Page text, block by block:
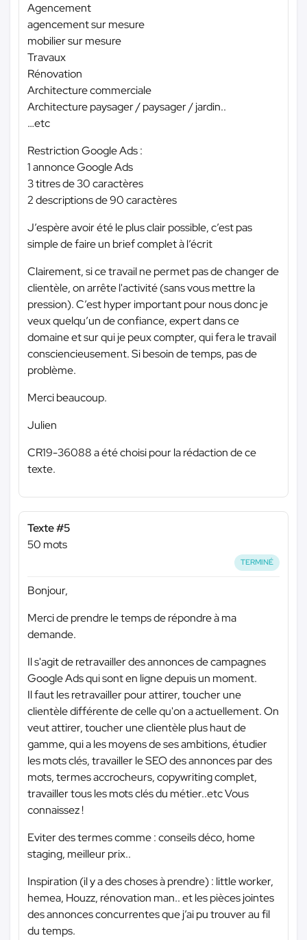
Agencement
agencement sur mesure
mobilier sur mesure
Travaux
Rénovation
Architecture commerciale
Architecture paysager / paysager / jardin..
…etc
Restriction Google Ads :
1 annonce Google Ads
3 titres de 30 caractères
2 descriptions de 90 caractères
J’espère avoir été le plus clair possible, c’est pas
simple de faire un brief complet à l’écrit
Clairement, si ce travail ne permet pas de changer de
clientèle, on arrête l'activité (sans vous mettre la
pression). C’est hyper important pour nous donc je
veux quelqu’un de confiance, expert dans ce
domaine et sur qui je peux compter, qui fera le travail
consciencieusement. Si besoin de temps, pas de
problème.
Merci beaucoup.
Julien
CR19-36088 a été choisi pour la rédaction de ce
texte.
Texte #5
50 mots
TERMINÉ
Bonjour,
Merci de prendre le temps de répondre à ma
demande.
Il s'agit de retravailler des annonces de campagnes
Google Ads qui sont en ligne depuis un moment.
Il faut les retravailler pour attirer, toucher une
clientèle différente de celle qu'on a actuellement. On
veut attirer, toucher une clientèle plus haut de
gamme, qui a les moyens de ses ambitions, étudier
les mots clés, travailler le SEO des annonces par des
mots, termes accrocheurs, copywriting complet,
travailler tous les mots clés du métier..etc Vous
connaissez !
Eviter des termes comme : conseils déco, home
staging, meilleur prix..
Inspiration (il y a des choses à prendre) : little worker,
hemea, Houzz, rénovation man.. et les pièces jointes
des annonces concurrentes que j’ai pu trouver au fil
du temps.